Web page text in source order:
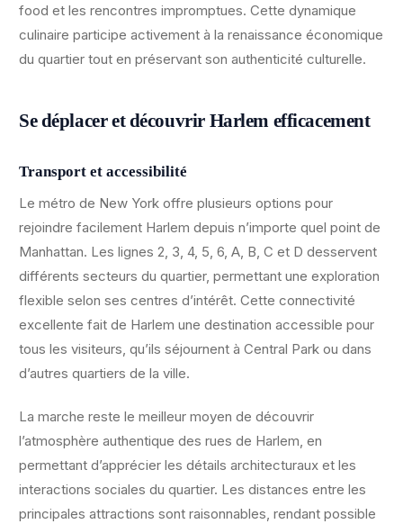
food et les rencontres impromptues. Cette dynamique
culinaire participe activement à la renaissance économique
du quartier tout en préservant son authenticité culturelle.
Se déplacer et découvrir Harlem efficacement
Transport et accessibilité
Le métro de New York offre plusieurs options pour
rejoindre facilement Harlem depuis n’importe quel point de
Manhattan. Les lignes 2, 3, 4, 5, 6, A, B, C et D desservent
différents secteurs du quartier, permettant une exploration
flexible selon ses centres d’intérêt. Cette connectivité
excellente fait de Harlem une destination accessible pour
tous les visiteurs, qu’ils séjournent à Central Park ou dans
d’autres quartiers de la ville.
La marche reste le meilleur moyen de découvrir
l’atmosphère authentique des rues de Harlem, en
permettant d’apprécier les détails architecturaux et les
interactions sociales du quartier. Les distances entre les
principales attractions sont raisonnables, rendant possible